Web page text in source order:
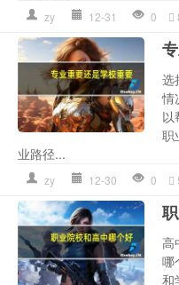
zy 12-31 0
选
情
以
职
业路径...
zy 12-30 0
高
哪
和